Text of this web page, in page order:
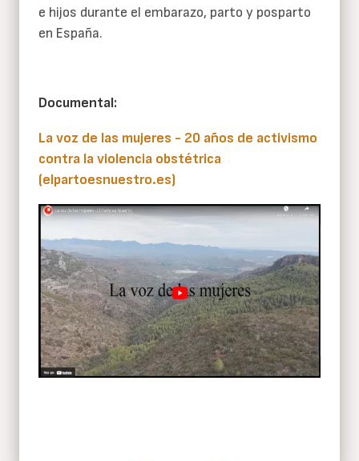
e hijos durante el embarazo, parto y posparto
en España.
Documental:
La voz de las mujeres - 20 años de activismo
contra la violencia obstétrica
(elpartoesnuestro.es)